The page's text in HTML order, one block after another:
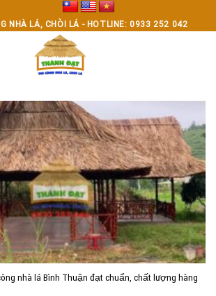
NHÀ LÁ, CHÒI LÁ - HOTLINE: 0933 252 042
nhà lá Bình Thuận đạt chuẩn, chất lượng hàng